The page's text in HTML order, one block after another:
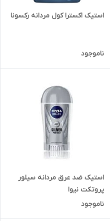
استیک اکسترا کول مردانه رکسونا
ناموجود
استیک ضد عرق مردانه سیلور
پروتکت نیوا
ناموجود